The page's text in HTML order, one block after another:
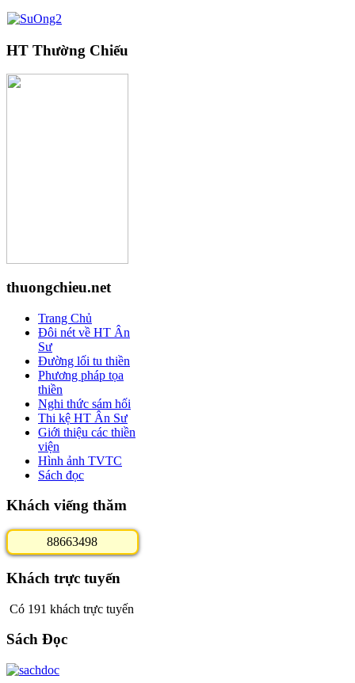
HT Thường Chiếu
thuongchieu.net
Trang Chủ
Đôi nét về HT Ân
Sư
Đường lối tu thiền
Phương pháp tọa
thiền
Nghi thức sám hối
Thi kệ HT Ân Sư
Giới thiệu các thiền
viện
Hình ảnh TVTC
Sách đọc
Khách viếng thăm
88663498
Khách trực tuyến
Có 191 khách trực tuyến
Sách Đọc